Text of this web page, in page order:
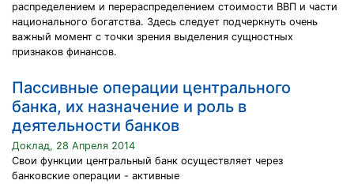
распределением и перераспределением стоимости ВВП и части
национального богатства. Здесь следует подчеркнуть очень
важный момент с точки зрения выделения сущностных
признаков финансов.
Пассивные операции центрального
банка, их назначение и роль в
деятельности банков
Доклад, 28 Апреля 2014
Свои функции центральный банк осуществляет через
банковские операции - активные